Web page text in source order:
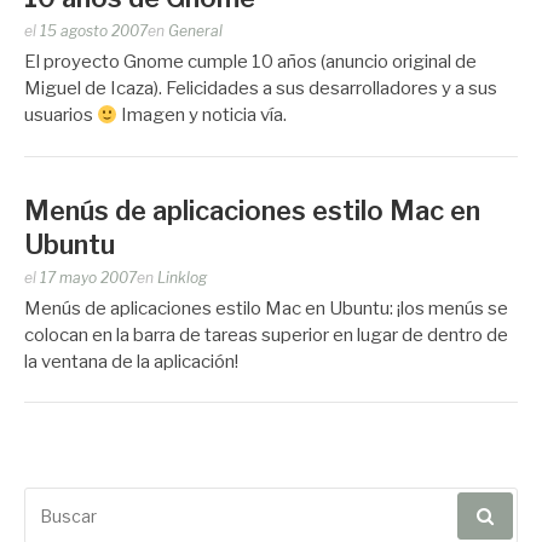
Publicado
por
Zootropo
el 15 agosto 2007en General
El proyecto Gnome cumple 10 años (anuncio original de
Miguel de Icaza). Felicidades a sus desarrolladores y a sus
usuarios
Imagen y noticia vía.
Menús de aplicaciones estilo Mac en
Ubuntu
Publicado
por
Zootropo
el 17 mayo 2007en Linklog
Menús de aplicaciones estilo Mac en Ubuntu: ¡los menús se
colocan en la barra de tareas superior en lugar de dentro de
la ventana de la aplicación!
por: